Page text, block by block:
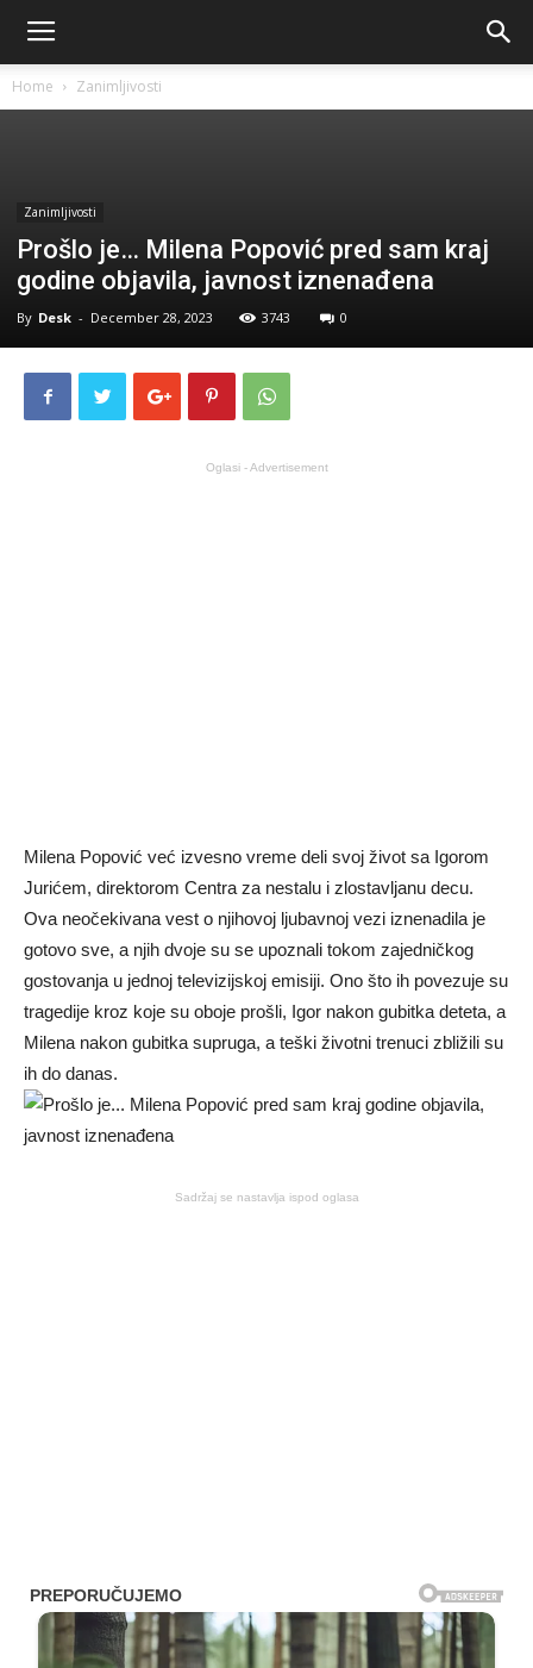
Home Zanimljivosti
Zanimljivosti
Prošlo je… Milena Popović pred sam kraj
godine objavila, javnost iznenađena
By Desk - December 28, 2023 3743 0
Oglasi - Advertisement
Milena Popović već izvesno vreme deli svoj život sa Igorom
Jurićem, direktorom Centra za nestalu i zlostavljanu decu.
Ova neočekivana vest o njihovoj ljubavnoj vezi iznenadila je
gotovo sve, a njih dvoje su se upoznali tokom zajedničkog
gostovanja u jednoj televizijskoj emisiji. Ono što ih povezuje su
tragedije kroz koje su oboje prošli, Igor nakon gubitka deteta, a
Milena nakon gubitka supruga, a teški životni trenuci zbližili su
ih do danas.
Sadržaj se nastavlja ispod oglasa